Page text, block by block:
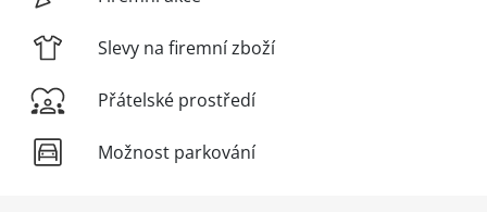
Slevy na firemní zboží
Přátelské prostředí
Možnost parkování